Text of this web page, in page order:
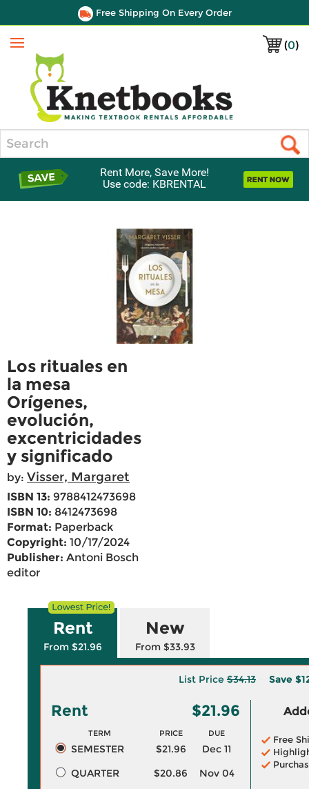
Free Shipping On Every Order
(0)
Menu
Rent More, Save More!
Use code: KBRENTAL
Los rituales en
la mesa
Orígenes,
evolución,
excentricidades
y significado
by: Visser, Margaret
ISBN 13: 9788412473698
ISBN 10: 8412473698
Format: Paperback
Copyright: 10/17/2024
Publisher: Antoni Bosch
editor
Rent
From $21.96
New
From $33.93
List Price $34.13 Save
Rent $21.96
TERM PRICE DUE
SEMESTER $21.96
Dec 11
QUARTER
$20.86
Nov 04
Free